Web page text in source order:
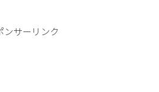
ンサーリンク